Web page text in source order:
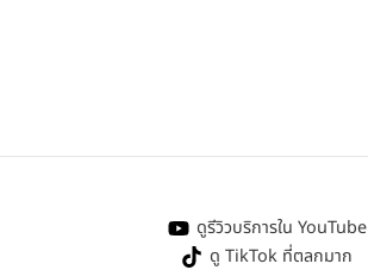
ดูรีวิวบริการใน YouTube
ดู TikTok ที่ตลกมาก